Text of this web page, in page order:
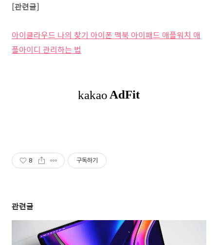
[관련글]
아이클라우드 나의 찾기 아이폰 맥북 아이패드 애플워치 애
플아이디 관리하는 법
8 구독하기
관련글